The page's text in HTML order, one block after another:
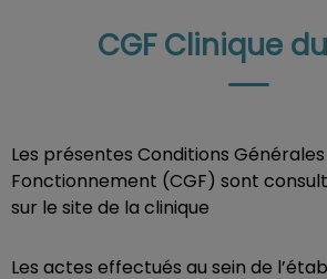
CGF Clinique
Les présentes Conditions
Fonctionnement (CGF) sont
sur le site de la clinique
Les actes effectués au sein de